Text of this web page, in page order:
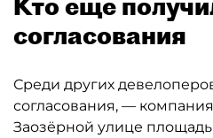
согласования
Среди других
согласования, —
Заозёрной улице